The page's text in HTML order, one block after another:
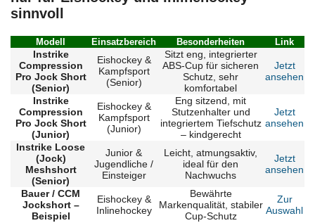
sinnvoll
Modell Einsatzbereich Besonderheiten Link
Instrike
Compression
Pro Jock Short
(Senior)
Eishockey &
Kampfsport
(Senior)
Sitzt eng, integrierter
ABS-Cup für sicheren
Schutz, sehr
komfortabel
Jetzt
ansehen
Instrike
Compression
Pro Jock Short
(Junior)
Eishockey &
Kampfsport
(Junior)
Eng sitzend, mit
Stutzenhalter und
integriertem Tiefschutz
– kindgerecht
Jetzt
ansehen
Instrike Loose
(Jock)
Meshshort
(Senior)
Junior &
Jugendliche /
Einsteiger
Leicht, atmungsaktiv,
ideal für den
Nachwuchs
Jetzt
ansehen
Bauer / CCM
Jockshort –
Beispiel
Eishockey &
Inlinehockey
Bewährte
Markenqualität, stabiler
Cup-Schutz
Zur
Auswahl